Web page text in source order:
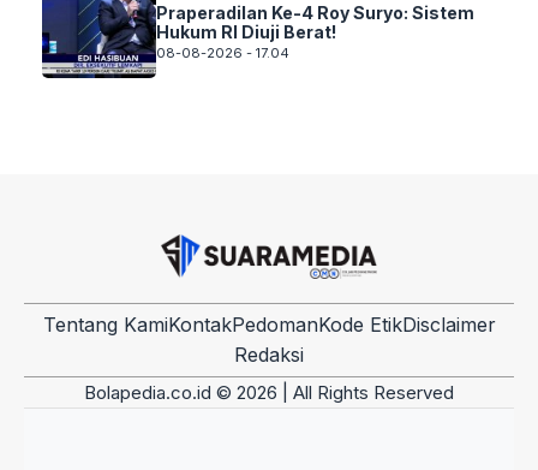
Praperadilan Ke-4 Roy Suryo: Sistem
Hukum RI Diuji Berat!
08-08-2026 - 17.04
Tentang KamiKontakPedomanKode EtikDisclaimer
Redaksi
Bolapedia.co.id © 2026 | All Rights Reserved